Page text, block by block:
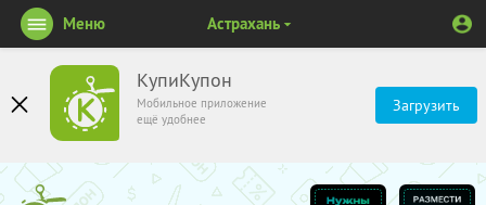
КупиКупон
Мобильное приложение
ещё удобнее
Загрузить
Меню Астрахань